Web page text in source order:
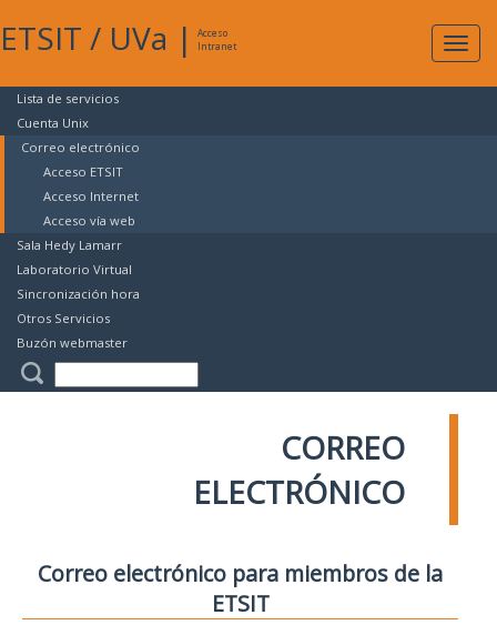
ETSIT / UVa |
Acceso
Intranet
Lista de servicios
Cuenta Unix
Correo electrónico
Acceso ETSIT
Acceso Internet
Acceso vía web
Sala Hedy Lamarr
Laboratorio Virtual
Sincronización hora
Otros Servicios
Buzón webmaster
CORREO
ELECTRÓNICO
Correo electrónico para miembros de la
ETSIT